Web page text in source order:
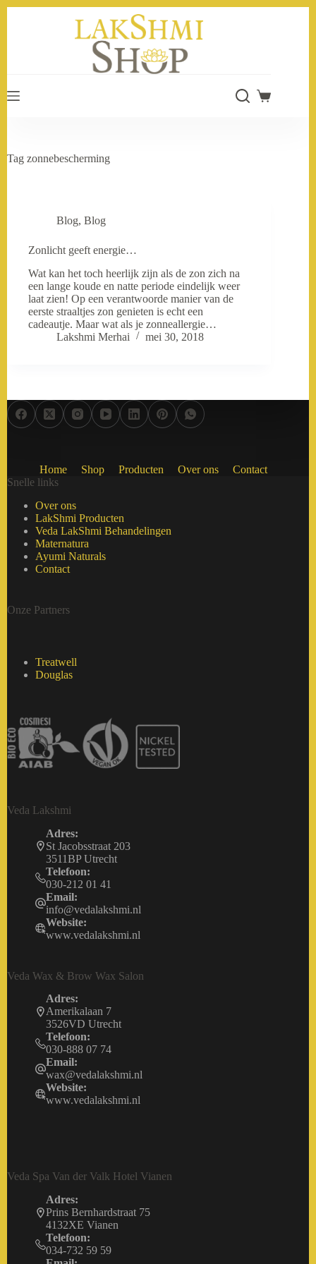
Tag zonnebescherming
Blog, Blog
Zonlicht geeft energie…
Wat kan het toch heerlijk zijn als de zon zich na
een lange koude en natte periode eindelijk weer
laat zien! Op een verantwoorde manier van de
eerste straaltjes zon genieten is echt een
cadeautje. Maar wat als je zonneallergie…
Lakshmi Merhai
mei 30, 2018
Home Shop Producten Over ons
Contact
Snelle links
Over ons
LakShmi Producten
Veda LakShmi Behandelingen
Maternatura
Ayumi Naturals
Contact
Onze Partners
Treatwell
Douglas
Veda Lakshmi
Adres:
St Jacobsstraat 203
3511BP Utrecht
Telefoon:
030-212 01 41
Email:
info@vedalakshmi.nl
Website:
www.vedalakshmi.nl
Veda Wax & Brow Wax Salon
Adres:
Amerikalaan 7
3526VD Utrecht
Telefoon:
030-888 07 74
Email:
wax@vedalakshmi.nl
Website:
www.vedalakshmi.nl
Veda Spa Van der Valk Hotel Vianen
Adres:
Prins Bernhardstraat 75
4132XE Vianen
Telefoon:
034-732 59 59